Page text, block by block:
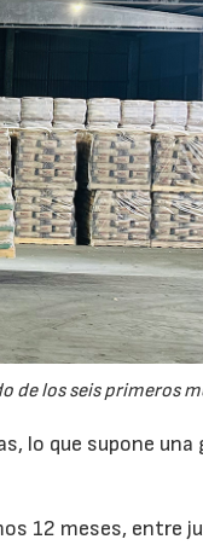
de los seis primeros
lo que supone una
12 meses, entre